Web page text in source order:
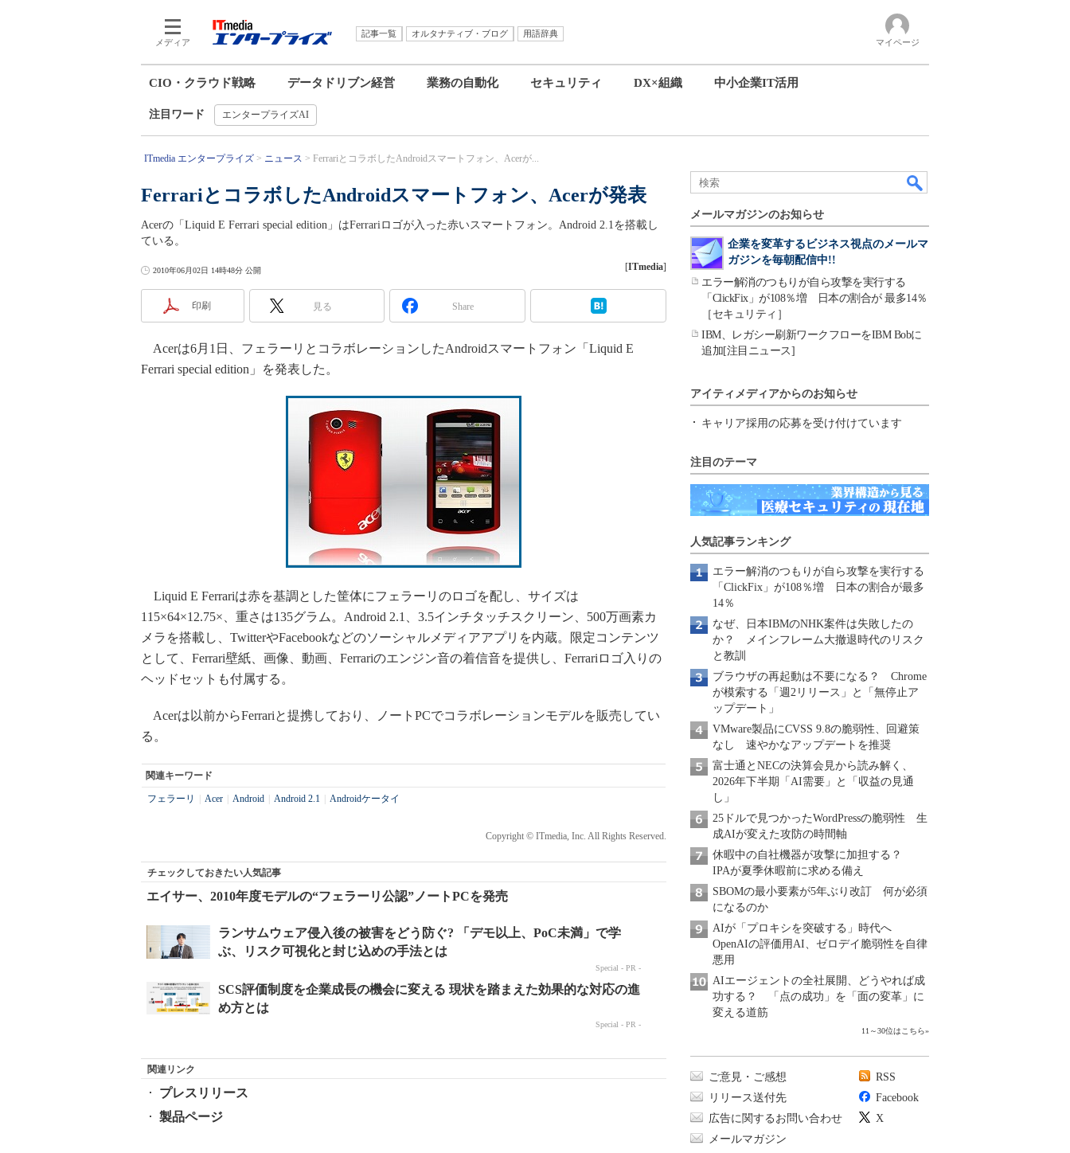
メディア
記事一覧 オルタナティブ・ブログ
用語辞典
マイページ
CIO・クラウド戦略 データドリブン経営 業務の自動化 セキュリティ DX×組織 中小企業IT活用
注目ワード エンタープライズAI
ITmedia エンタープライズ ニュース FerrariとコラボしたAndroidスマートフォン、Acerが...
FerrariとコラボしたAndroidスマートフォン、Acerが発表
Acerの「Liquid E Ferrari special edition」はFerrariロゴが入った赤いスマートフォン。Android 2.1を搭載し
ている。
2010年06月02日 14時48分 公開 [ITmedia]
印刷 見る Share
Acerは6月1日、フェラーリとコラボレーションしたAndroidスマートフォン「Liquid E
Ferrari special edition」を発表した。
Liquid E Ferrariは赤を基調とした筐体にフェラーリのロゴを配し、サイズは
115×64×12.75×、重さは135グラム。Android 2.1、3.5インチタッチスクリーン、500万画素カ
メラを搭載し、TwitterやFacebookなどのソーシャルメディアアプリを内蔵。限定コンテンツ
として、Ferrari壁紙、画像、動画、Ferrariのエンジン音の着信音を提供し、Ferrariロゴ入りの
ヘッドセットも付属する。
Acerは以前からFerrariと提携しており、ノートPCでコラボレーションモデルを販売してい
る。
関連キーワード
フェラーリ Acer Android Android 2.1 Androidケータイ
Copyright © ITmedia, Inc. All Rights Reserved.
チェックしておきたい人気記事
エイサー、2010年度モデルの“フェラーリ公認”ノートPCを発売
関連リンク
プレスリリース
製品ページ
メールマガジンのお知らせ
企業を変革するビジネス視点のメールマ
ガジンを毎朝配信中!!
エラー解消のつもりが自ら攻撃を実行する
「ClickFix」が108％増 日本の割合が 最多14％
［セキュリティ］
IBM、レガシー刷新ワークフローをIBM Bobに
追加[注目ニュース]
アイティメディアからのお知らせ
キャリア採用の応募を受け付けています
注目のテーマ
人気記事ランキング
エラー解消のつもりが自ら攻撃を実行する
「ClickFix」が108％増 日本の割合が最多
14％
なぜ、日本IBMのNHK案件は失敗したの
か？ メインフレーム大撤退時代のリスク
と教訓
ブラウザの再起動は不要になる？ Chrome
が模索する「週2リリース」と「無停止ア
ップデート」
VMware製品にCVSS 9.8の脆弱性、回避策
なし 速やかなアップデートを推奨
富士通とNECの決算会見から読み解く、
2026年下半期「AI需要」と「収益の見通
し」
25ドルで見つかったWordPressの脆弱性 生
成AIが変えた攻防の時間軸
休暇中の自社機器が攻撃に加担する？
IPAが夏季休暇前に求める備え
SBOMの最小要素が5年ぶり改訂 何が必須
になるのか
AIが「プロキシを突破する」時代へ
OpenAIの評価用AI、ゼロデイ脆弱性を自律
悪用
AIエージェントの全社展開、どうやれば成
功する？ 「点の成功」を「面の変革」に
変える道筋
11～30位はこちら»
ご意見・ご感想
リリース送付先
広告に関するお問い合わせ
メールマガジン
RSS
Facebook
X